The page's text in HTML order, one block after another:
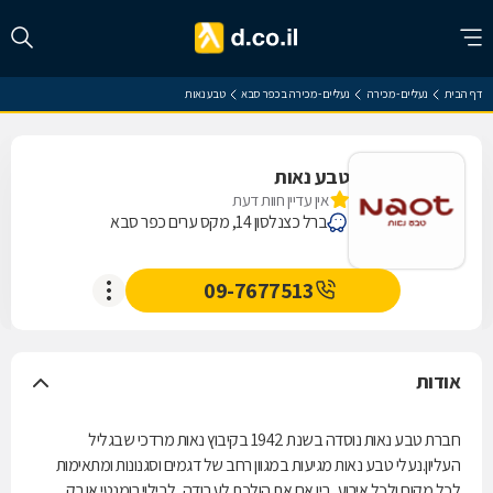
דף הבית נעליים - מכירה נעליים - מכירה בכפר סבא טבע נאות
טבע נאות
אין עדיין חוות דעת
ברל כצנלסון 14, מקס ערים כפר סבא
09-7677513
אודות
חברת טבע נאות נוסדה בשנת 1942 בקיבוץ נאות מרדכי שבגליל
העליון.נעלי טבע נאות מגיעות במגוון רחב של דגמים וסגנונות ומתאימות